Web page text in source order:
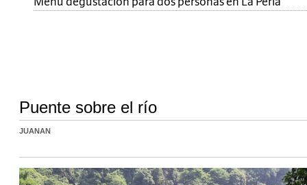
Puente sobre el río
JUANAN